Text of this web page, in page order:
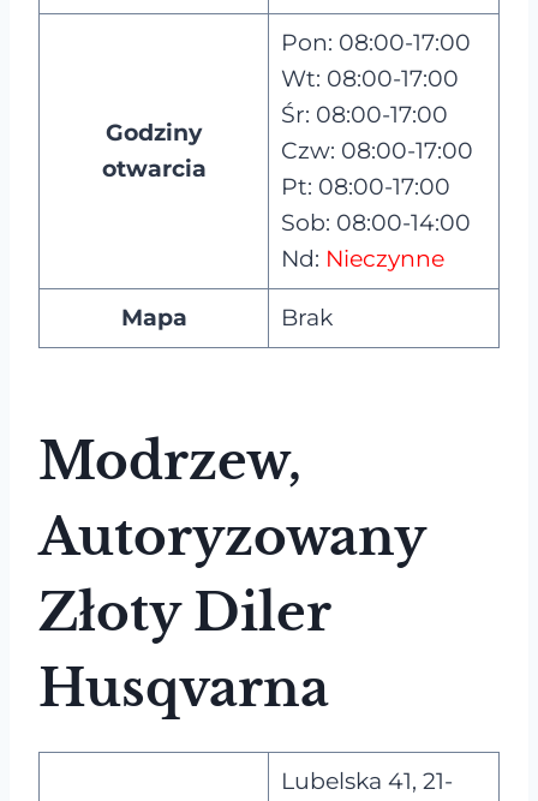
Godziny
otwarcia
Pon: 08:00-17:00
Wt: 08:00-17:00
Śr: 08:00-17:00
Czw: 08:00-17:00
Pt: 08:00-17:00
Sob: 08:00-14:00
Nd: Nieczynne
Mapa Brak
Modrzew,
Autoryzowany
Złoty Diler
Husqvarna
Lubelska 41, 21-